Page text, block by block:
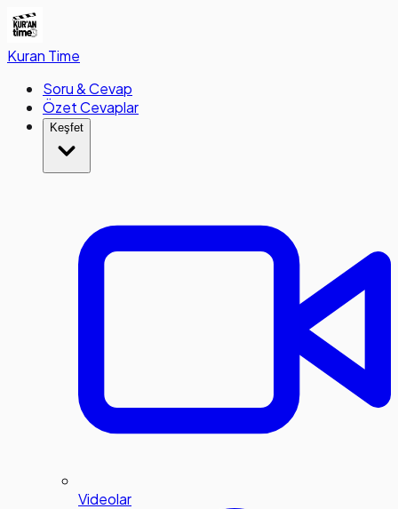
Kuran Time
Soru & Cevap
Özet Cevaplar
Keşfet
Videolar